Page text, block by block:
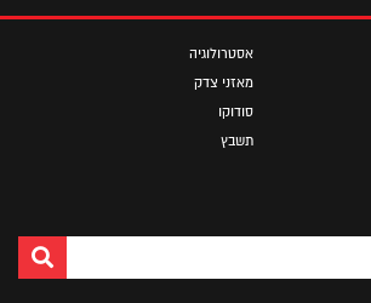
אסטרולוגיה
מאזני צדק
סודוקו
תשבץ